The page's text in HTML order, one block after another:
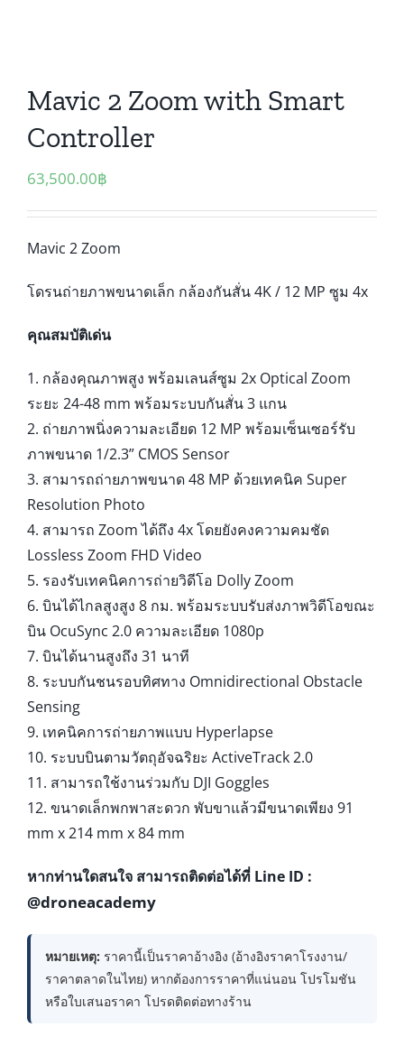
Mavic 2 Zoom with Smart
Controller
63,500.00฿
Mavic 2 Zoom
โดรนถ่ายภาพขนาดเล็ก กล้องกันสั่น 4K / 12 MP ซูม 4x
คุณสมบัติเด่น
1. กล้องคุณภาพสูง พร้อมเลนส์ซูม 2x Optical Zoom
ระยะ 24-48 mm พร้อมระบบกันสั่น 3 แกน
2. ถ่ายภาพนิ่งความละเอียด 12 MP พร้อมเซ็นเซอร์รับ
ภาพขนาด 1/2.3” CMOS Sensor
3. สามารถถ่ายภาพขนาด 48 MP ด้วยเทคนิค Super
Resolution Photo
4. สามารถ Zoom ได้ถึง 4x โดยยังคงความคมชัด
Lossless Zoom FHD Video
5. รองรับเทคนิคการถ่ายวิดีโอ Dolly Zoom
6. บินได้ไกลสูงสูง 8 กม. พร้อมระบบรับส่งภาพวิดีโอขณะ
บิน OcuSync 2.0 ความละเอียด 1080p
7. บินได้นานสูงถึง 31 นาที
8. ระบบกันชนรอบทิศทาง Omnidirectional Obstacle
Sensing
9. เทคนิคการถ่ายภาพแบบ Hyperlapse
10. ระบบบินตามวัตถุอัจฉริยะ ActiveTrack 2.0
11. สามารถใช้งานร่วมกับ DJI Goggles
12. ขนาดเล็กพกพาสะดวก พับขาแล้วมีขนาดเพียง 91
mm x 214 mm x 84 mm
หากท่านใดสนใจ สามารถติดต่อได้ที่ Line ID :
@droneacademy
หมายเหตุ: ราคานี้เป็นราคาอ้างอิง (อ้างอิงราคาโรงงาน/
ราคาตลาดในไทย) หากต้องการราคาที่แน่นอน โปรโมชัน
หรือใบเสนอราคา โปรดติดต่อทางร้าน